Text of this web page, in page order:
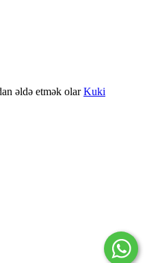
əldə etmək olarKuki